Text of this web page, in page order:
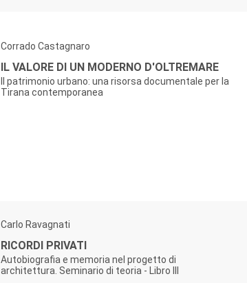
Corrado Castagnaro
IL VALORE DI UN MODERNO D'OLTREMARE
Il patrimonio urbano: una risorsa documentale per la
Tirana contemporanea
Carlo Ravagnati
RICORDI PRIVATI
Autobiografia e memoria nel progetto di
architettura. Seminario di teoria - Libro III